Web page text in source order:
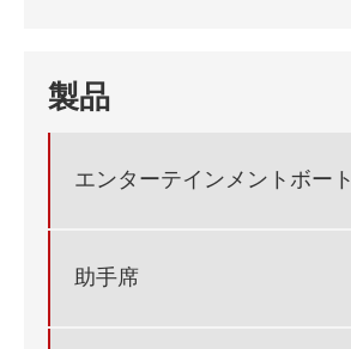
製品
エンターテインメントボート
助手席